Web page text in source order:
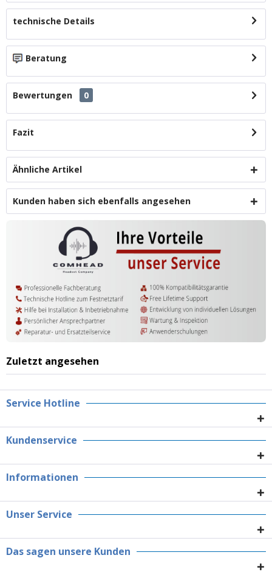
technische Details
Beratung
Bewertungen 0
Fazit
Ähnliche Artikel
Kunden haben sich ebenfalls angesehen
Zuletzt angesehen
Service Hotline
Kundenservice
Informationen
Unser Service
Das sagen unsere Kunden